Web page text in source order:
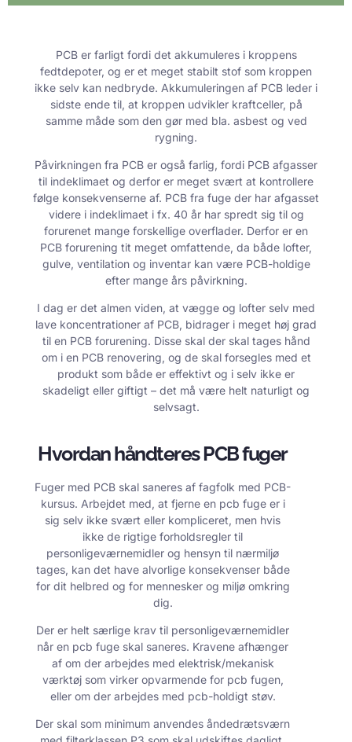
PCB er farligt fordi det akkumuleres i kroppens
fedtdepoter, og er et meget stabilt stof som kroppen
ikke selv kan nedbryde. Akkumuleringen af PCB leder i
sidste ende til, at kroppen udvikler kraftceller, på
samme måde som den gør med bla. asbest og ved
rygning.
Påvirkningen fra PCB er også farlig, fordi PCB afgasser
til indeklimaet og derfor er meget svært at kontrollere
følge konsekvenserne af. PCB fra fuge der har afgasset
videre i indeklimaet i fx. 40 år har spredt sig til og
forurenet mange forskellige overflader. Derfor er en
PCB forurening tit meget omfattende, da både lofter,
gulve, ventilation og inventar kan være PCB-holdige
efter mange års påvirkning.
I dag er det almen viden, at vægge og lofter selv med
lave koncentrationer af PCB, bidrager i meget høj grad
til en PCB forurening. Disse skal der skal tages hånd
om i en PCB renovering, og de skal forsegles med et
produkt som både er effektivt og i selv ikke er
skadeligt eller giftigt – det må være helt naturligt og
selvsagt.
Hvordan håndteres PCB fuger
Fuger med PCB skal saneres af fagfolk med PCB-
kursus. Arbejdet med, at fjerne en pcb fuge er i
sig selv ikke svært eller kompliceret, men hvis
ikke de rigtige forholdsregler til
personligeværnemidler og hensyn til nærmiljø
tages, kan det have alvorlige konsekvenser både
for dit helbred og for mennesker og miljø omkring
dig.
Der er helt særlige krav til personligeværnemidler
når en pcb fuge skal saneres. Kravene afhænger
af om der arbejdes med elektrisk/mekanisk
værktøj som virker opvarmende for pcb fugen,
eller om der arbejdes med pcb-holdigt støv.
Der skal som minimum anvendes åndedrætsværn